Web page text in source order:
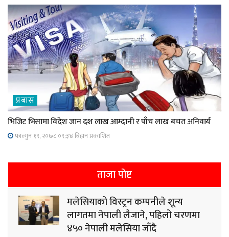
प्रबास
भिजिट भिसामा विदेश जान दश लाख आम्दानी र पाँच लाख बचत अनिवार्य
फाल्गुन १९, २०७८ ०९;३४ बिहान प्रकाशित
ताजा पोष्ट
मलेसियाको विस्ट्रन कम्पनीले शून्य
लागतमा नेपाली लैजाने, पहिलो चरणमा
४५० नेपाली मलेसिया जाँदै